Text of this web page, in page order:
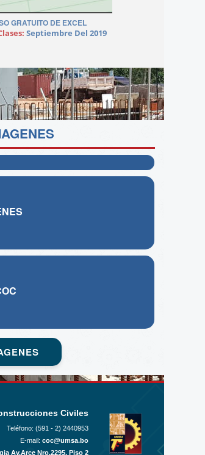
Civiles
Teléfono: (591 - 2) 2440953
E-mail: coc@umsa.bo
Av.Arce Nro.2295, Piso 2